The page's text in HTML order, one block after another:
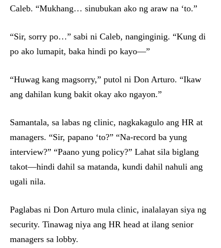
Caleb. “Mukhang… sinubukan ako ng araw na ‘to.”
“Sir, sorry po…” sabi ni Caleb, nanginginig. “Kung di
po ako lumapit, baka hindi po kayo—”
“Huwag kang magsorry,” putol ni Don Arturo. “Ikaw
ang dahilan kung bakit okay ako ngayon.”
Samantala, sa labas ng clinic, nagkakagulo ang HR at
managers. “Sir, papano ‘to?” “Na-record ba yung
interview?” “Paano yung policy?” Lahat sila biglang
takot—hindi dahil sa matanda, kundi dahil nahuli ang
ugali nila.
Paglabas ni Don Arturo mula clinic, inalalayan siya ng
security. Tinawag niya ang HR head at ilang senior
managers sa lobby.